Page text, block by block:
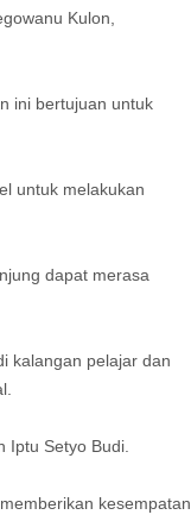
Kulon,
ini bertujuan untuk
untuk melakukan
dapat merasa
kalangan pelajar dan
Iptu Setyo Budi.
kesempatan